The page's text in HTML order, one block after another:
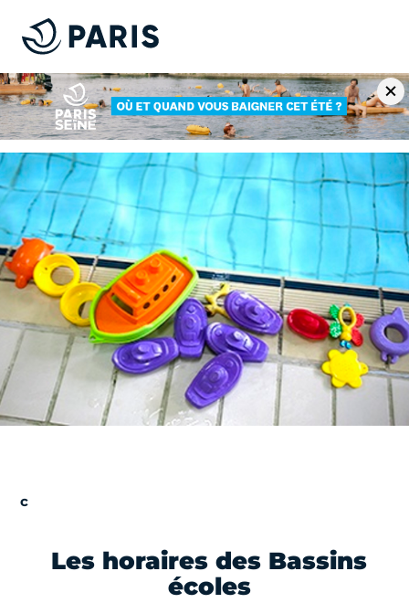
Les horaires des Bassins
écoles